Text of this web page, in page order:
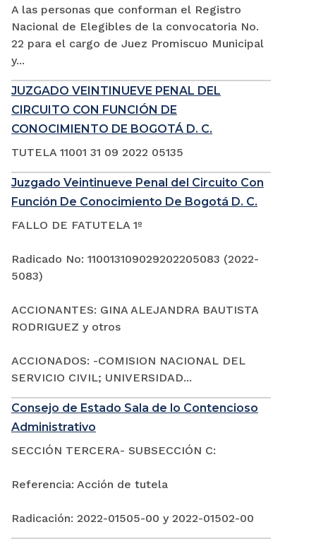
A las personas que conforman el Registro
Nacional de Elegibles de la convocatoria No.
22 para el cargo de Juez Promiscuo Municipal
y...
JUZGADO VEINTINUEVE PENAL DEL
CIRCUITO CON FUNCIÓN DE
CONOCIMIENTO DE BOGOTÁ D. C.
TUTELA 11001 31 09 2022 05135
Juzgado Veintinueve Penal del Circuito Con
Función De Conocimiento De Bogotá D. C.
FALLO DE FATUTELA 1º
Radicado No: 110013109029202205083 (2022-
5083)
ACCIONANTES: GINA ALEJANDRA BAUTISTA
RODRIGUEZ y otros
ACCIONADOS: -COMISION NACIONAL DEL
SERVICIO CIVIL; UNIVERSIDAD...
Consejo de Estado Sala de lo Contencioso
Administrativo
SECCIÓN TERCERA- SUBSECCIÓN C:
Referencia: Acción de tutela
Radicación: 2022-01505-00 y 2022-01502-00